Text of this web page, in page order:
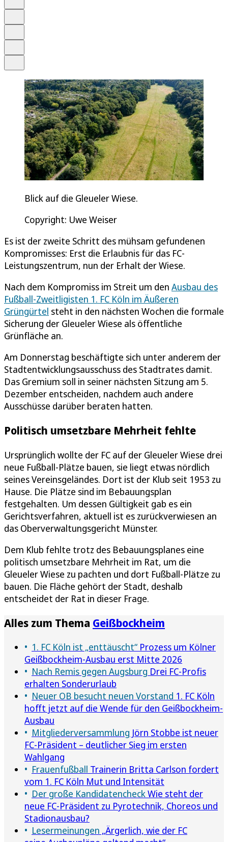
Blick auf die Gleueler Wiese.
Copyright: Uwe Weiser
Es ist der zweite Schritt des mühsam gefundenen
Kompromisses: Erst die Erlaubnis für das FC-
Leistungszentrum, nun der Erhalt der Wiese.
Nach dem Kompromiss im Streit um den Ausbau des
Fußball-Zweitligisten 1. FC Köln im Äußeren
Grüngürtel steht in den nächsten Wochen die formale
Sicherung der Gleueler Wiese als öffentliche
Grünfläche an.
Am Donnerstag beschäftigte sich unter anderem der
Stadtentwicklungsausschuss des Stadtrates damit.
Das Gremium soll in seiner nächsten Sitzung am 5.
Dezember entscheiden, nachdem auch andere
Ausschüsse darüber beraten hatten.
Politisch umsetzbare Mehrheit fehlte
Ursprünglich wollte der FC auf der Gleueler Wiese drei
neue Fußball-Plätze bauen, sie liegt etwas nördlich
seines Vereinsgeländes. Dort ist der Klub seit 1953 zu
Hause. Die Plätze sind im Bebauungsplan
festgehalten. Um dessen Gültigkeit gab es ein
Gerichtsverfahren, aktuell ist es zurückverwiesen an
das Oberverwaltungsgericht Münster.
Dem Klub fehlte trotz des Bebauungsplanes eine
politisch umsetzbare Mehrheit im Rat, um die
Gleueler Wiese zu pachten und dort Fußball-Plätze zu
bauen. Die Fläche gehört der Stadt, deshalb
entscheidet der Rat in dieser Frage.
Alles zum Thema Geißbockheim
1. FC Köln ist „enttäuscht“ Prozess um Kölner
Geißbockheim-Ausbau erst Mitte 2026
Nach Remis gegen Augsburg Drei FC-Profis
erhalten Sonderurlaub
Neuer OB besucht neuen Vorstand 1. FC Köln
hofft jetzt auf die Wende für den Geißbockheim-
Ausbau
Mitgliederversammlung Jörn Stobbe ist neuer
FC-Präsident – deutlicher Sieg im ersten
Wahlgang
Frauenfußball Trainerin Britta Carlson fordert
vom 1. FC Köln Mut und Intensität
Der große KandidatencheckWie steht der
neue FC-Präsident zu Pyrotechnik, Choreos und
Stadionausbau?
Lesermeinungen „Ärgerlich, wie der FC